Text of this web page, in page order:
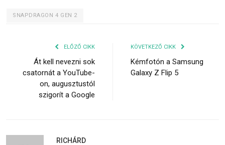
SNAPDRAGON 4 GEN 2
ELŐZŐ CIKK
Át kell nevezni sok
csatornát a YouTube-
on, augusztustól
szigorít a Google
KÖVETKEZŐ CIKK
Kémfotón a Samsung
Galaxy Z Flip 5
RICHÁRD